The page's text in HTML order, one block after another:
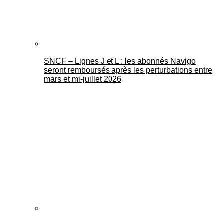
SNCF – Lignes J et L : les abonnés Navigo
seront remboursés après les perturbations entre
mars et mi-juillet 2026